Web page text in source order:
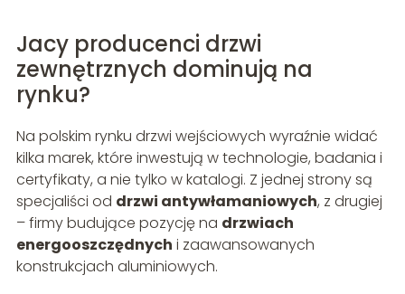
Jacy producenci drzwi
zewnętrznych dominują na
rynku?
Na polskim rynku drzwi wejściowych wyraźnie widać
kilka marek, które inwestują w technologie, badania i
certyfikaty, a nie tylko w katalogi. Z jednej strony są
specjaliści od drzwi antywłamaniowych, z drugiej
– firmy budujące pozycję na drzwiach
energooszczędnych i zaawansowanych
konstrukcjach aluminiowych.